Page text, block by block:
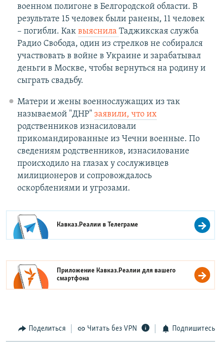
военном полигоне в Белгородской области. В
результате 15 человек были ранены, 11 человек
– погибли. Как выяснила Таджикская служба
Радио Свобода, один из стрелков не собирался
участвовать в войне в Украине и зарабатывал
деньги в Москве, чтобы вернуться на родину и
сыграть свадьбу.
Матери и жены военнослужащих из так
называемой "ДНР" заявили, что их
родственников изнасиловали
прикомандированные из Чечни военные. По
сведениям родственников, изнасилование
происходило на глазах у сослуживцев
милиционеров и сопровождалось
оскорблениями и угрозами.
Кавказ.Реалии вТелеграме
Приложение Кавказ.Реалии для вашего
смартфона
Поделиться Читать без VPN Подпишитесь